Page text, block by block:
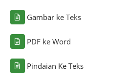
Gambar ke Teks
PDF ke Word
Pindaian Ke Teks